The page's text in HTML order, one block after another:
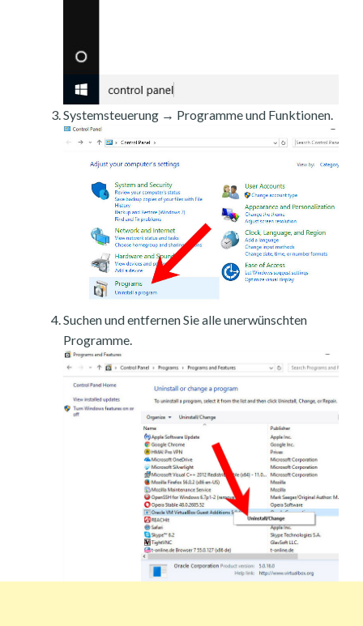
Systemsteuerung → Programme und Funktionen.
Suchen und entfernen Sie alle unerwünschten
Programme.